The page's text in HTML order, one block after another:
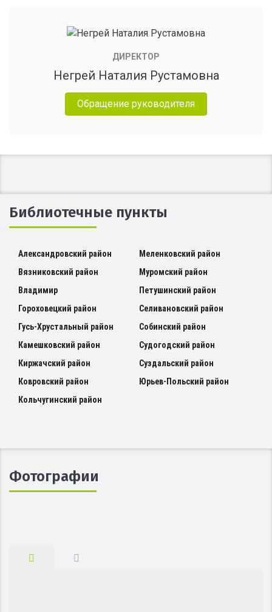
ДИРЕКТОР
Негрей Наталия Рустамовна
Обращение руководителя
Библиотечные пункты
Александровский район
Вязниковский район
Владимир
Гороховецкий район
Гусь-Хрустальный район
Камешковский район
Киржачский район
Ковровский район
Кольчугинский район
Меленковский район
Муромский район
Петушинский район
Селивановский район
Собинский район
Судогодский район
Суздальский район
Юрьев-Польский район
Фотографии